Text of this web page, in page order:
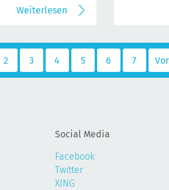
Weiterlesen
2 3 4 5 6 7
Social Media
Facebook
Twitter
XING